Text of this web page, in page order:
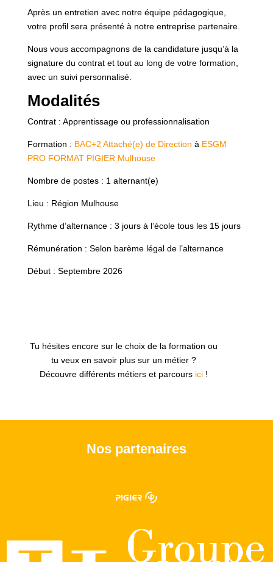
Après un entretien avec notre équipe pédagogique,
votre profil sera présenté à notre entreprise partenaire.
Nous vous accompagnons de la candidature jusqu’à la
signature du contrat et tout au long de votre formation,
avec un suivi personnalisé.
Modalités
Contrat : Apprentissage ou professionnalisation
Formation : BAC+2 Attaché(e) de Direction à ESGM
PRO FORMAT PIGIER Mulhouse
Nombre de postes : 1 alternant(e)
Lieu : Région Mulhouse
Rythme d’alternance : 3 jours à l’école tous les 15 jours
Rémunération : Selon barème légal de l’alternance
Début : Septembre 2026
Tu hésites encore sur le choix de la formation ou
tu veux en savoir plus sur un métier ?
Découvre différents métiers et parcours ici!
Nos partenaires